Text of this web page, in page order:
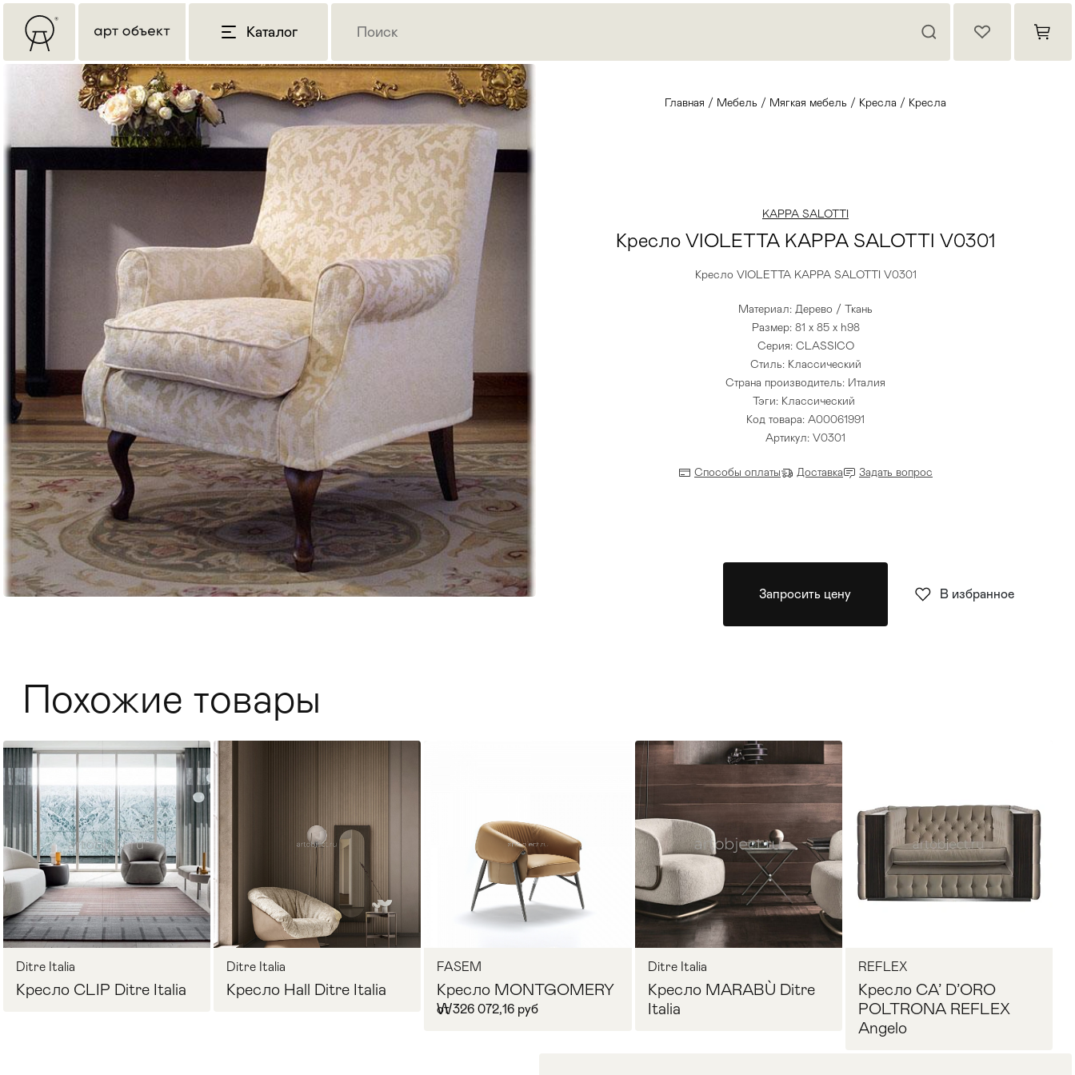
Каталог
Столы >
Стулья >
Мебель для ванных комнат
Главная / Мебель / Мягкая мебель / Кресла / Кресла
KAPPA SALOTTI
Кресло VIOLETTA KAPPA SALOTTI V0301
Кресло VIOLETTA KAPPA SALOTTI V0301
Материал: Дерево / Ткань
Размер: 81 x 85 x h98
Серия: CLASSICO
Стиль: Классический
Страна производитель: Италия
Тэги: Классический
Код товара: A00061991
Артикул: V0301
Способы оплаты Доставка Задать вопрос
Запросить цену В избранное
Похожие товары
Ditre Italia
Кресло CLIP Ditre Italia
Ditre Italia
Кресло Hall Ditre Italia
FASEM
Кресло MONTGOMERY
W
от 326 072,16 руб
Ditre Italia
Кресло MARABÙ Ditre
Italia
REFLEX
Кресло CA’ D’ORO
POLTRONA REFLEX
Angelo